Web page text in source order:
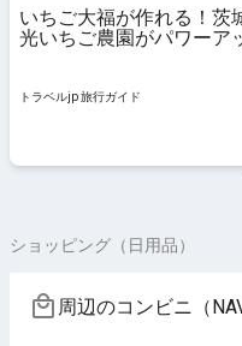
いちご大福が作れる！茨
光いちご農園がパワーア
トラベルjp 旅行ガイド
ショッピング（日用品）
周辺のコンビニ（